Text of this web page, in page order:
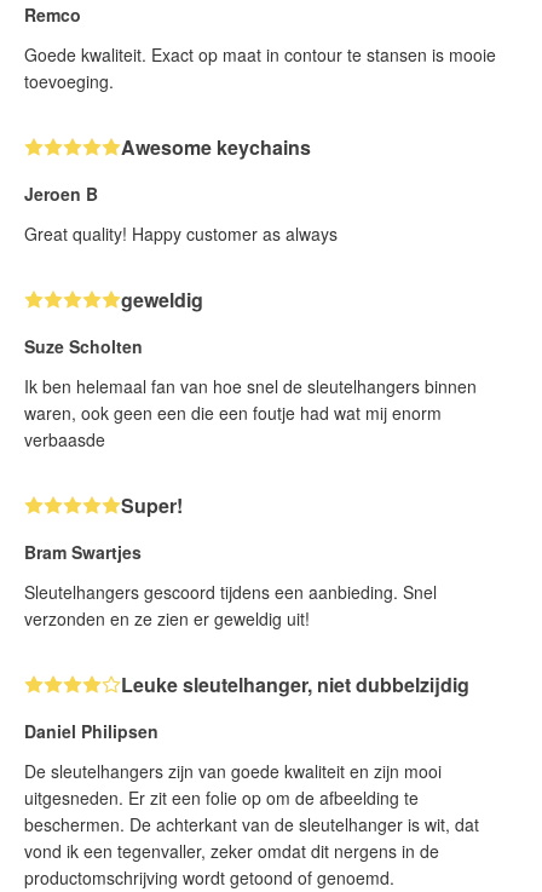
Remco
Goede kwaliteit. Exact op maat in contour te stansen is mooie
toevoeging.
Awesome keychains
Jeroen B
Great quality! Happy customer as always
geweldig
Suze Scholten
Ik ben helemaal fan van hoe snel de sleutelhangers binnen
waren, ook geen een die een foutje had wat mij enorm
verbaasde
Super!
Bram Swartjes
Sleutelhangers gescoord tijdens een aanbieding. Snel
verzonden en ze zien er geweldig uit!
Leuke sleutelhanger, niet dubbelzijdig
Daniel Philipsen
De sleutelhangers zijn van goede kwaliteit en zijn mooi
uitgesneden. Er zit een folie op om de afbeelding te
beschermen. De achterkant van de sleutelhanger is wit, dat
vond ik een tegenvaller, zeker omdat dit nergens in de
productomschrijving wordt getoond of genoemd.